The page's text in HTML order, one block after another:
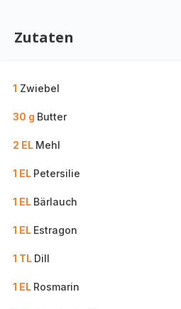
Zutaten
1 Zwiebel
30 g Butter
2 EL Mehl
1 EL Petersilie
1 EL Bärlauch
1 EL Estragon
1 TL Dill
1 EL Rosmarin